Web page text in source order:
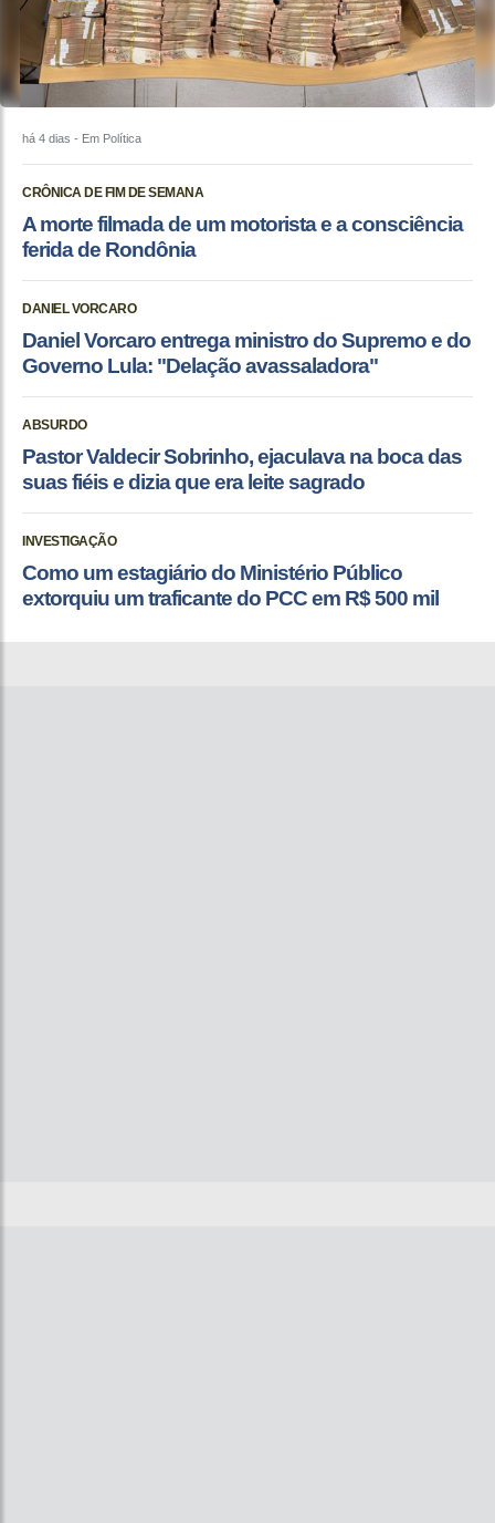
há 4 dias - Em Política
CRÔNICA DE FIM DE SEMANA
A morte filmada de um motorista e a consciência
ferida de Rondônia
DANIEL VORCARO
Daniel Vorcaro entrega ministro do Supremo e do
Governo Lula: "Delação avassaladora"
ABSURDO
Pastor Valdecir Sobrinho, ejaculava na boca das
suas fiéis e dizia que era leite sagrado
INVESTIGAÇÃO
Como um estagiário do Ministério Público
extorquiu um traficante do PCC em R$ 500 mil